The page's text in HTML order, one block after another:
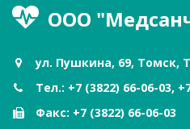
ООО
ул. Пушкина, 69, Томск,
Тел.: +7 (3822) 66-06-03,
Факс: +7 (3822) 66-06-03